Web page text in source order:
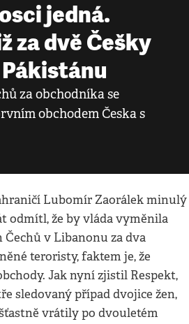
jedná.
za dvě Češky
za obchodníka se
obchodem Česka s
Lubomír Zaorálek minulý
odmítl, že by vláda vyměnila
Čechů v Libanonu za dva
teroristy, faktem je, že
Jak nyní zjistil Respekt,
sledovaný případ dvojice žen,
vrátily po dvouletém